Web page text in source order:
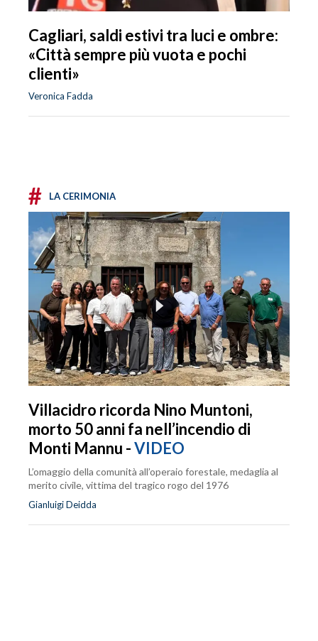
Cagliari, saldi estivi tra luci e ombre:
«Città sempre più vuota e pochi
clienti»
Veronica Fadda
# LA CERIMONIA
Villacidro ricorda Nino Muntoni,
morto 50 anni fa nell’incendio di
Monti Mannu -VIDEO
L’omaggio della comunità all’operaio forestale, medaglia al
merito civile, vittima del tragico rogo del 1976
Gianluigi Deidda